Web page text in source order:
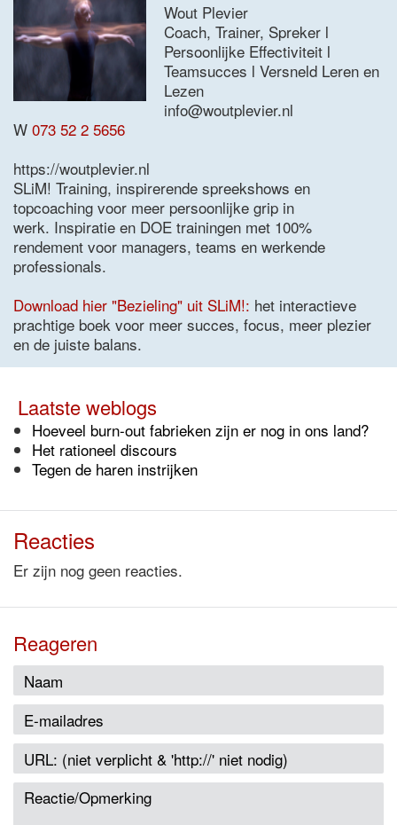
Wout Plevier
Coach, Trainer, Spreker l
Persoonlijke Effectiviteit l
Teamsucces l Versneld Leren en
Lezen
info@woutplevier.nl
W 073 52 2 5656
https://woutplevier.nl
SLiM! Training, inspirerende spreekshows en
topcoaching voor meer persoonlijke grip in
werk. Inspiratie en DOE trainingen met 100%
rendement voor managers, teams en werkende
professionals.
Download hier "Bezieling" uit SLiM!: het interactieve
prachtige boek voor meer succes, focus, meer plezier
en de juiste balans.
Laatste weblogs
Hoeveel burn-out fabrieken zijn er nog in ons land?
Het rationeel discours
Tegen de haren instrijken
Reacties
Er zijn nog geen reacties.
Reageren